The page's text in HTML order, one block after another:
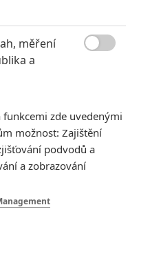
pokračování
akční fantasy
recenzí máme čekat
měření
a
zde uvedenými
možnost: Zajištění
podvodů a
a zobrazování